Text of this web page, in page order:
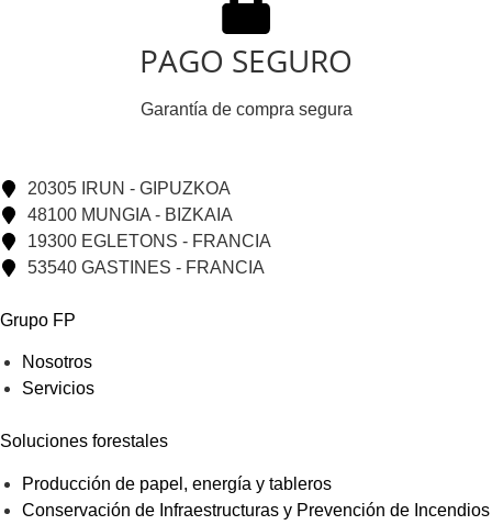
PAGO SEGURO
Garantía de compra segura
20305 IRUN - GIPUZKOA
48100 MUNGIA - BIZKAIA
19300 EGLETONS - FRANCIA
53540 GASTINES - FRANCIA
Grupo FP
Nosotros
Servicios
Soluciones forestales
Producción de papel, energía y tableros
Conservación de Infraestructuras y Prevención de Incendios